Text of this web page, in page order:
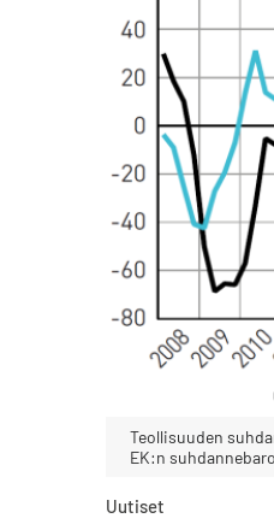
Teollisuuden
EK:n
Uutiset